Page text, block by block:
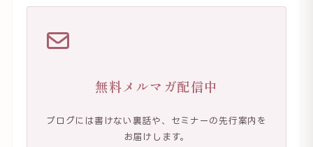
無料メルマガ配信中
ブログには書けない裏話や、セミナーの先行案内を
お届けします。